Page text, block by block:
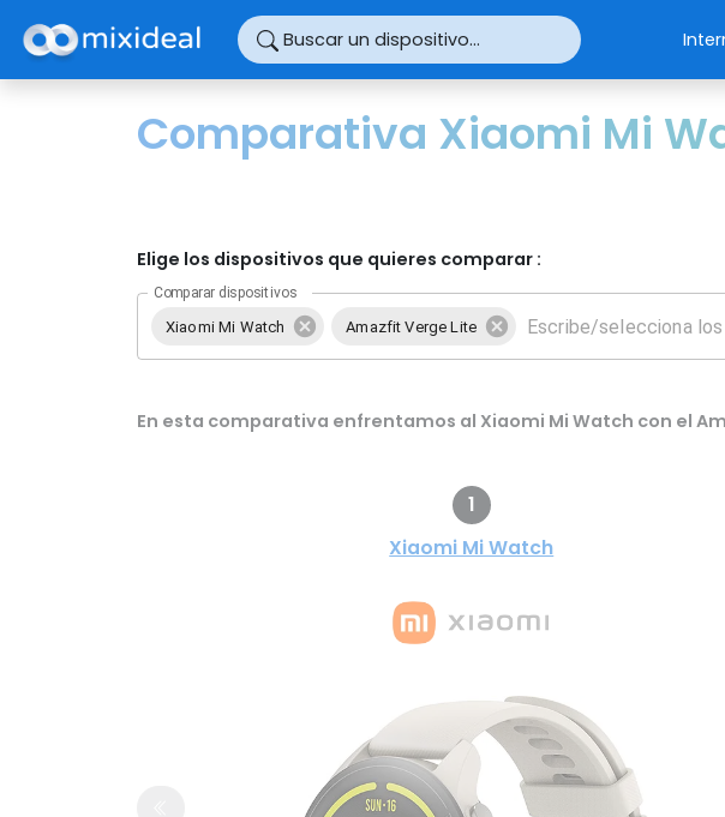
Buscar un dispositivo...
Comparativa Xiaomi Mi
Elige los dispositivos que quieres comparar :
Comparar dispositivos
Xiaomi Mi Watch Amazfit Verge Lite
En esta comparativa enfrentamos al Xiaomi Mi Watch con el
1
Xiaomi Mi Watch